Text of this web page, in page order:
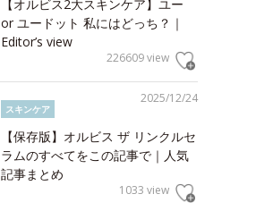
【オルビス2大スキンケア】ユー
or ユードット 私にはどっち？｜
Editor’s view
226609 view
2025/12/24
スキンケア
【保存版】オルビス ザ リンクルセ
ラムのすべてをこの記事で｜人気
記事まとめ
1033 view